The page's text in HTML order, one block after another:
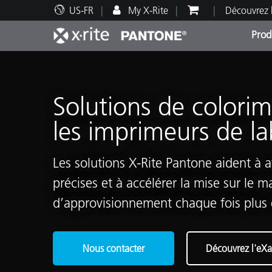
US-FR My X-Rite
Automobile
Solutions de
les imprimeurs de
Les solutions X-Rite Pantone aident à
précises et à accélérer la mise sur le
d’approvisionnement chaque fois plus
Nous contacter Découvrez